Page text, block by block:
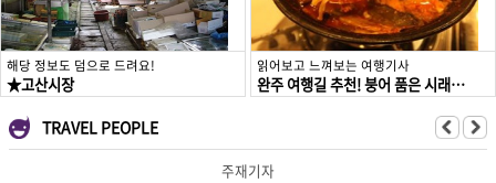
해당 정보도 덤으로 드려요!
★고산시장
읽어보고 느껴보는 여행기사
완주 여행길 추천! 붕어 품은 시래기, 참붕어찜
TRAVEL PEOPLE
주재기자